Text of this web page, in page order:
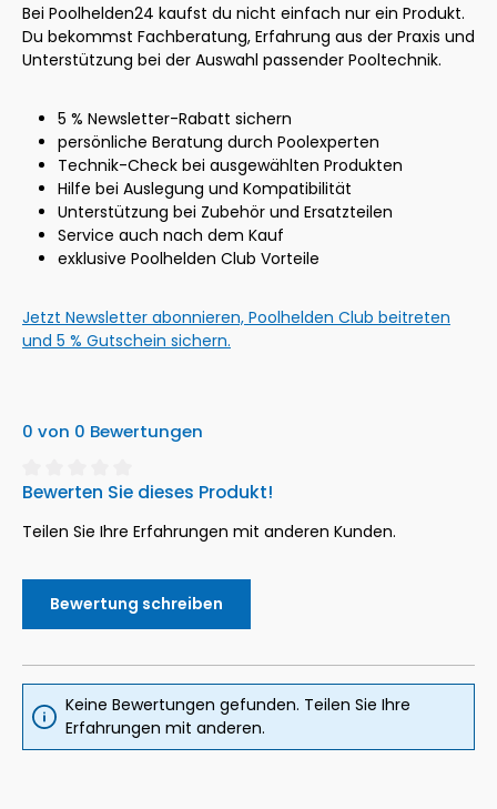
Bei Poolhelden24 kaufst du nicht einfach nur ein Produkt.
Du bekommst Fachberatung, Erfahrung aus der Praxis und
Unterstützung bei der Auswahl passender Pooltechnik.
5 % Newsletter-Rabatt sichern
persönliche Beratung durch Poolexperten
Technik-Check bei ausgewählten Produkten
Hilfe bei Auslegung und Kompatibilität
Unterstützung bei Zubehör und Ersatzteilen
Service auch nach dem Kauf
exklusive Poolhelden Club Vorteile
Jetzt Newsletter abonnieren, Poolhelden Club beitreten
und 5 % Gutschein sichern.
0 von 0 Bewertungen
Durchschnittliche Bewertung von 0 von 5 Sternen
Bewerten Sie dieses Produkt!
Teilen Sie Ihre Erfahrungen mit anderen Kunden.
Bewertung schreiben
Keine Bewertungen gefunden. Teilen Sie Ihre
Erfahrungen mit anderen.